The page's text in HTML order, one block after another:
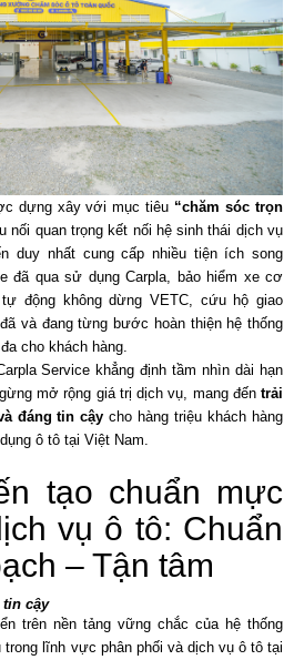
dựng xây với mục tiêu “chăm sóc trọn
nối quan trọng kết nối hệ sinh thái dịch vụ
duy nhất cung cấp nhiều tiện ích song
đã qua sử dụng Carpla, bảo hiểm xe cơ
động không dừng VETC, cứu hộ giao
và đang từng bước hoàn thiện hệ thống
cho khách hàng.
Service khẳng định tầm nhìn dài hạn
mở rộng giá trị dịch vụ, mang đếntrải
đáng tin cậycho hàng triệu khách hàng
ô tô tại Việt Nam.
tạo chuẩn mực
vụ ô tô: Chuẩn
– Tận tâm
tin cậy
trên nền tảng vững chắc của hệ thống
trong lĩnh vực phân phối và dịch vụ ô tô tại